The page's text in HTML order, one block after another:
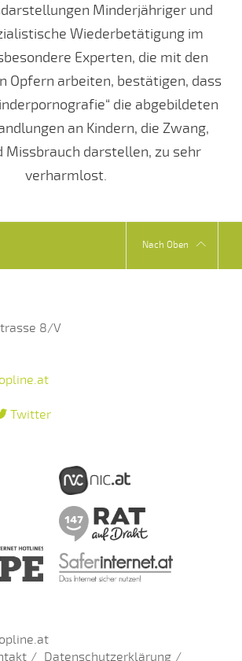
Minderjähriger und
Wiederbetätigung im
Experten, die mit den
Opfern arbeiten, bestätigen, dass
die abgebildeten
an Kindern, die Zwang,
Missbrauch darstellen, zu sehr
verharmlost.
Nach Oben
8/V
Twitter
Datenschutzerklärung